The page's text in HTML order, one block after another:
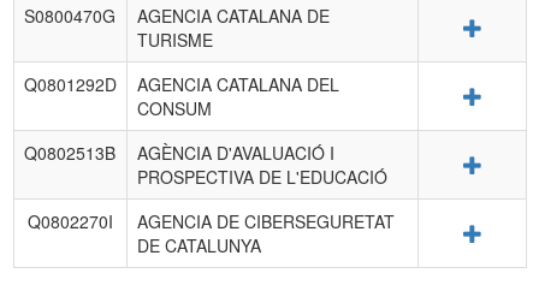
S0800470G
AGENCIA CATALANA DE
TURISME
Q0801292D
AGENCIA CATALANA DEL
CONSUM
Q0802513B
AGÈNCIA D'AVALUACIÓ I
PROSPECTIVA DE L'EDUCACIÓ
Q0802270I
AGENCIA DE CIBERSEGURETAT
DE CATALUNYA